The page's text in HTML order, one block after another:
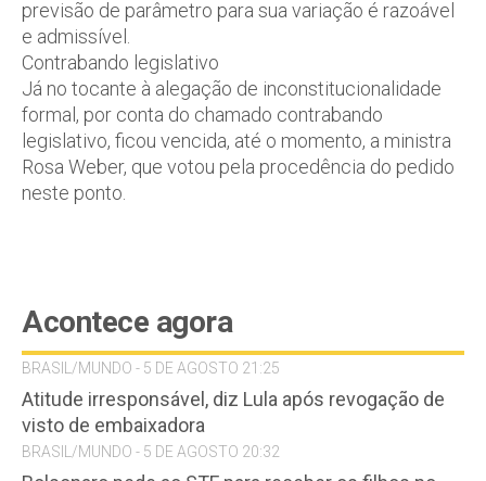
previsão de parâmetro para sua variação é razoável
e admissível.
Contrabando legislativo
Já no tocante à alegação de inconstitucionalidade
formal, por conta do chamado contrabando
legislativo, ficou vencida, até o momento, a ministra
Rosa Weber, que votou pela procedência do pedido
neste ponto.
Acontece agora
BRASIL/MUNDO - 5 DE AGOSTO 21:25
Atitude irresponsável, diz Lula após revogação de
visto de embaixadora
BRASIL/MUNDO - 5 DE AGOSTO 20:32